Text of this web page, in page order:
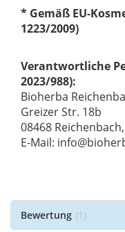
* Gemäß EU-
1223/2009)
Verantwortliche
2023/988):
Bioherba
Greizer Str. 18b
08468
E-Mail:
Bewertung 1